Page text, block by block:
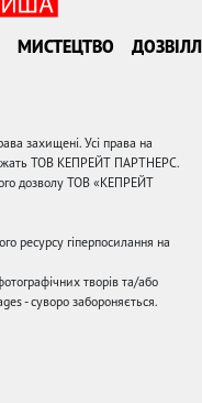
МИСТЕЦТВО
захищені. Усі права на
ТОВ КЕПРЕЙТ ПАРТНЕРС.
дозволу ТОВ «КЕПРЕЙТ
ресурсу гіперпосилання на
творів та/або
- суворо забороняється.